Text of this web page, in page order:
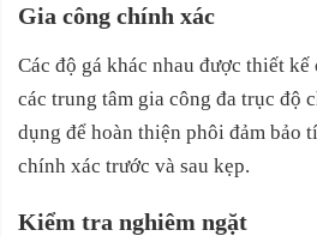
Gia công chính xác
Các độ gá khác nhau được thiết
các trung tâm gia công đa trục độ
dụng để hoàn thiện phôi đảm bảo
chính xác trước và sau kẹp.
Kiểm tra nghiêm ngặt